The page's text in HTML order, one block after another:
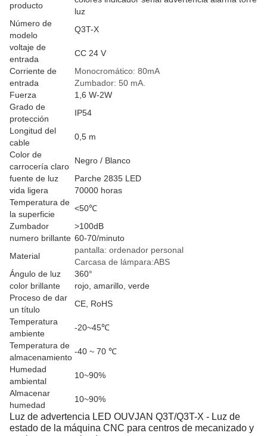
producto
luz
Número de
modelo
Q3T-X
voltaje de
entrada
CC 24 V
Corriente de
entrada
Monocromático: 80mA
Zumbador: 50 mA.
Fuerza
1,6 W-2W
Grado de
protección
IP54
Longitud del
cable
0,5 m
Color de
carrocería claro
Negro / Blanco
fuente de luz
Parche 2835 LED
vida ligera
70000 horas
Temperatura de
la superficie
<50℃
Zumbador
>100dB
numero brillante 60-70/minuto
Material
pantalla: ordenador personal
Carcasa de lámpara:ABS
Ángulo de luz
360°
color brillante
rojo, amarillo, verde
Proceso de dar
un título
CE, RoHS
Temperatura
ambiente
-20~45℃
Temperatura de
almacenamiento
-40 ~ 70 ℃
Humedad
ambiental
10~90%
Almacenar
humedad
10~90%
Luz de advertencia LED OUVJAN Q3T/Q3T-X - Luz de
estado de la máquina CNC para centros de mecanizado y